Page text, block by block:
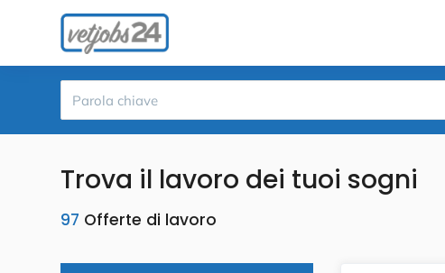
Trova il lavoro dei tuoi sogni
97 Offerte di lavoro